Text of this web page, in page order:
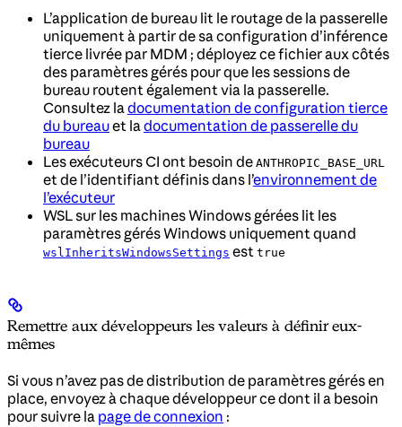
L’application de bureau lit le routage de la passerelle
uniquement à partir de sa configuration d’inférence
tierce livrée par MDM ; déployez ce fichier aux côtés
des paramètres gérés pour que les sessions de
bureau routent également via la passerelle.
Consultez la documentation de configuration tierce
du bureauet la documentation de passerelle du
bureau
Les exécuteurs CI ont besoin de ANTHROPIC_BASE_URL
et de l’identifiant définis dans l’environnement de
l’exécuteur
WSL sur les machines Windows gérées lit les
paramètres gérés Windows uniquement quand
wslInheritsWindowsSettings est true
Remettre aux développeurs les valeurs à définir eux-
mêmes
Si vous n’avez pas de distribution de paramètres gérés en
place, envoyez à chaque développeur ce dont il a besoin
pour suivre la page de connexion :